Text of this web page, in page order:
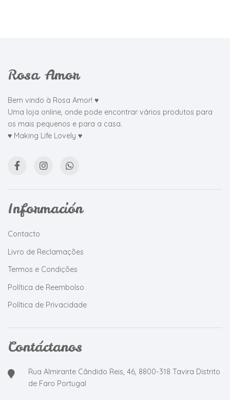
Rosa Amor
Bem vindo à Rosa Amor! ♥
Uma loja online, onde pode encontrar vários produtos para
os mais pequenos e para a casa.
♥ Making Life Lovely ♥
Información
Contacto
Livro de Reclamações
Termos e Condições
Política de Reembolso
Política de Privacidade
Contáctanos
Rua Almirante Cândido Reis, 46, 8800-318 Tavira Distrito
de Faro Portugal